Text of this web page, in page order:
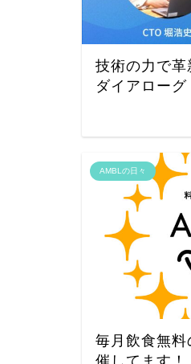
技術の力で
ダイアロー
AMBLの日々
毎月飲食無